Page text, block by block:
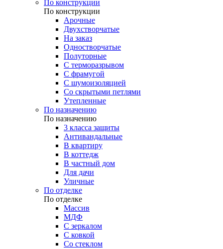
По конструкции
По конструкции
Арочные
Двухстворчатые
На заказ
Одностворчатые
Полуторные
С терморазрывом
С фрамугой
С шумоизоляцией
Со скрытыми петлями
Утепленные
По назначению
По назначению
3 класса защиты
Антивандальные
В квартиру
В коттедж
В частный дом
Для дачи
Уличные
По отделке
По отделке
Массив
МДФ
С зеркалом
С ковкой
Со стеклом